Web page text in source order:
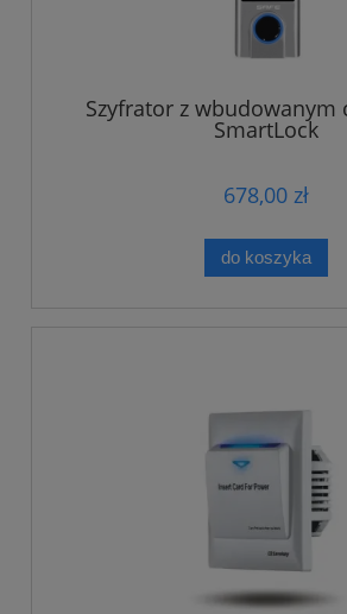
Szyfrator z wbudowanym
SmartLock
678,00 zł
do koszyka